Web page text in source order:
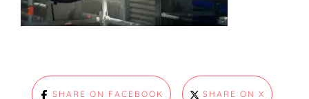
SHARE ON FACEBOOK SHARE ON X